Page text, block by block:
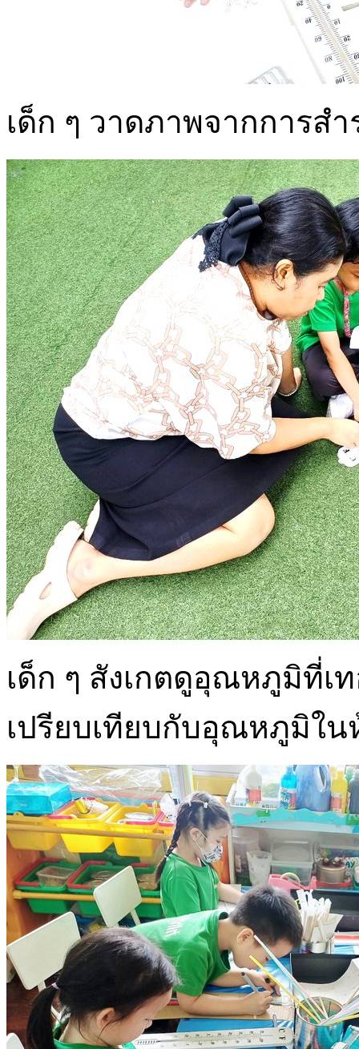
เด็ก ๆ วาดภาพจากการสำ
เด็ก ๆ สังเกตดูอุณหภูมิที่เ
เปรียบเทียบกับอุณหภูมิใน